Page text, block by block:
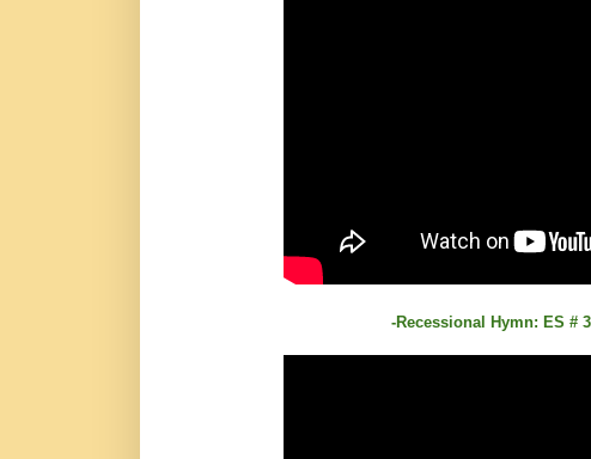
-Recessional Hymn: ES #